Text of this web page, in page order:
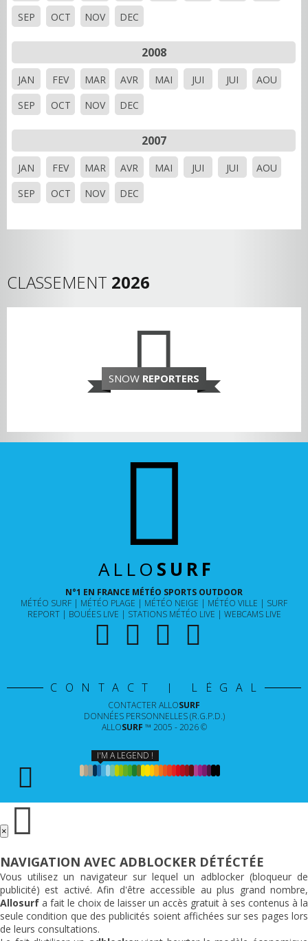
SEP
OCT NOV DEC
2008
JAN FEV MAR AVR MAI JUI JUI
AOU
SEP
OCT NOV DEC
2007
JAN FEV MAR AVR MAI JUI JUI
AOU
SEP
OCT NOV DEC
CLASSEMENT 2026
SNOW REPORTERS
ALLO SURF
N°1 EN FRANCE MÉTÉO SPORTS OUTDOOR
MÉTÉO SURF
MÉTÉO PLAGE MÉTÉO NEIGE MÉTÉO VILLE
SURF
REPORT
BOUÉES LIVE STATIONS MÉTÉO LIVE WEBCAMS LIVE
CONTACT | LÉGAL
CONTACTER ALLOSURF
DONNÉES PERSONNELLES (R.G.P.D.)
ALLOSURF ™ 2005 - 2026 ©
I'M A LEGEND !
×
NAVIGATION AVEC ADBLOCKER DÉTÉCTÉE
Vous utilisez un navigateur sur lequel un adblocker (bloqueur de
publicité) est activé. Afin d'être accessible au plus grand nombre,
Allosurf a fait le choix de laisser un accès gratuit à ses contenus à la
seule condition que des publicités soient affichées sur ses pages lors
de leurs consultations.